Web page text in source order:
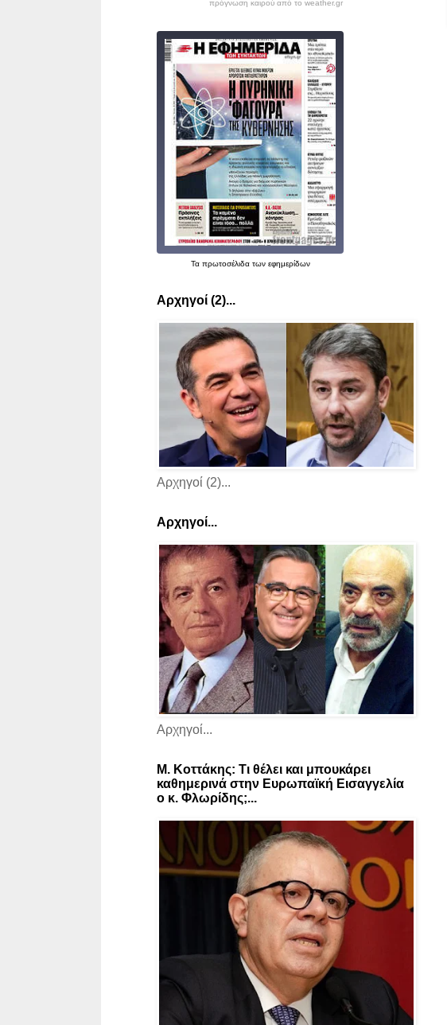
πρόγνωση καιρού από το weather.gr
Τα πρωτοσέλιδατων εφημερίδων
Αρχηγοί (2)...
Αρχηγοί (2)...
Αρχηγοί...
Αρχηγοί...
Μ. Κοττάκης: Τι θέλει και μπουκάρει
καθημερινά στην Ευρωπαϊκή Εισαγγελία
ο κ. Φλωρίδης;...